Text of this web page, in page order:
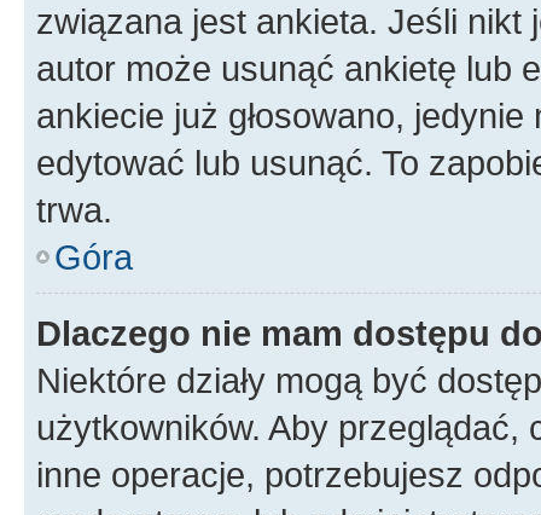
związana jest ankieta. Jeśli nikt
autor może usunąć ankietę lub
ankiecie już głosowano,
edytować lub usunąć. To
trwa.
Góra
Dlaczego nie mam dostępu
Niektóre działy mogą być
użytkowników. Aby
inne operacje, potrzebujesz